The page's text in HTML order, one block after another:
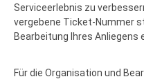
Serviceerlebnis zu
vergebene Ticket-Nummer
Bearbeitung Ihres Anliegens
Für die Organisation und